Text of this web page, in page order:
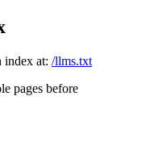
index at: /llms.txt
pages before